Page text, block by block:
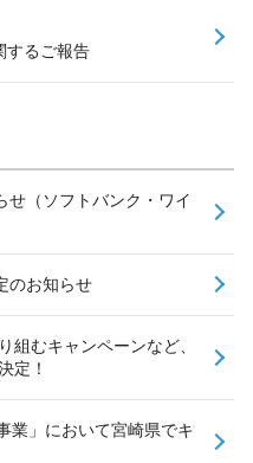
するご報告
せ（ソフトバンク・ワイ
のお知らせ
組むキャンペーンなど、
定！
業」において宮崎県でキ